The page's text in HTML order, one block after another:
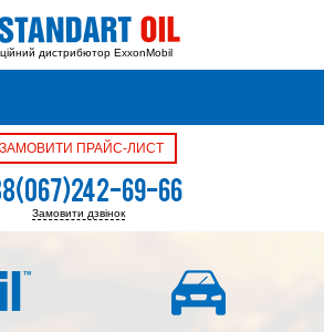
дистрибютор ExxonMobil
ЗАМОВИТИ ПРАЙС-ЛИСТ
69-66
39-05
Замовити дзвінок